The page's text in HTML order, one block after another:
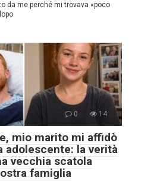
da me perché mi trovava «poco
0 14
mio marito mi affidò
adolescente: la verità
vecchia scatola
famiglia